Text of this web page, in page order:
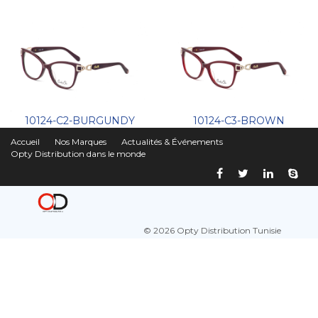
10124-C2-BURGUNDY 10124-C3-BROWN
Accueil Nos Marques
Actualités & Événements
Opty Distribution dans le monde
© 2026 Opty Distribution Tunisie